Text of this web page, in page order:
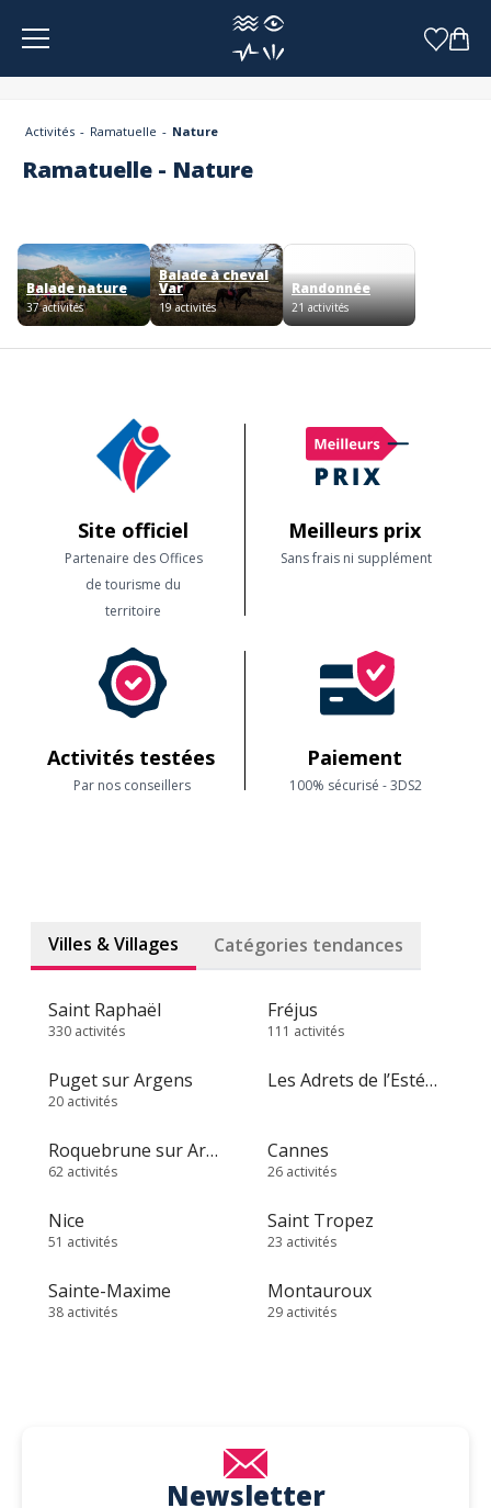
Panneau de gestion des cookies
Activités Ramatuelle Nature
Ramatuelle - Nature
Balade nature
37 activités
Balade à cheval
Var
19 activités
Randonnée
21 activités
Site officiel
Partenaire des Offices
de tourisme du
territoire
Meilleurs prix
Sans frais ni supplément
Activités testées
Par nos conseillers
Paiement
100% sécurisé - 3DS2
Villes & Villages Catégories tendances
Saint Raphaël
330 activités
Fréjus
111 activités
Puget sur Argens
20 activités
Les Adrets de l’Estérel
Roquebrune sur Argens
62 activités
Cannes
26 activités
Nice
51 activités
Saint Tropez
23 activités
Sainte-Maxime
38 activités
Montauroux
29 activités
Newsletter